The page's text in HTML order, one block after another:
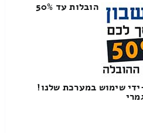
הובלות עד 50%
שימוש במערכת שלנו!